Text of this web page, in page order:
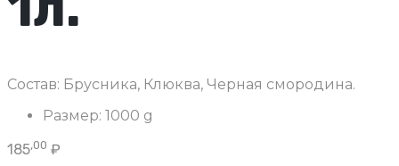
Состав: Брусника, Клюква, Черная смородина.
Размер: 1000 g
185,00 ₽